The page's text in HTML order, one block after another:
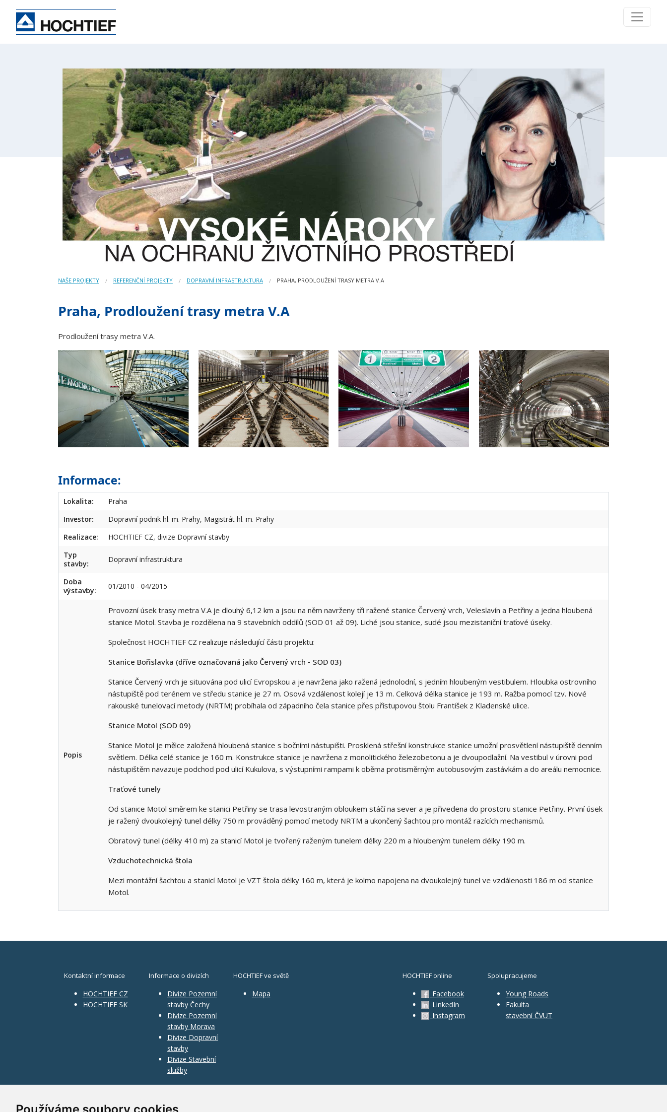
NAŠE PROJEKTY REFERENČNÍ PROJEKTY DOPRAVNÍ INFRASTRUKTURA PRAHA, PRODLOUŽENÍ TRASY METRA V.A
Praha, Prodloužení trasy metra V.A
Prodloužení trasy metra V.A.
Informace:
Lokalita:
Praha
Investor:
Dopravní podnik hl. m. Prahy, Magistrát hl. m. Prahy
Realizace:
HOCHTIEF CZ, divize Dopravní stavby
Typ
stavby:
Dopravní infrastruktura
Doba
výstavby:
01/2010 - 04/2015
Popis
Provozní úsek trasy metra V.A je dlouhý 6,12 km a jsou na něm navrženy tři ražené stanice Červený vrch, Veleslavín a Petřiny a jedna hloubená
stanice Motol. Stavba je rozdělena na 9 stavebních oddílů (SOD 01 až 09). Liché jsou stanice, sudé jsou mezistaniční traťové úseky.
Společnost HOCHTIEF CZ realizuje následující části projektu:
Stanice Bořislavka (dříve označovaná jako Červený vrch - SOD 03)
Stanice Červený vrch je situována pod ulicí Evropskou a je navržena jako ražená jednolodní, s jedním hloubeným vestibulem. Hloubka ostrovního
nástupiště pod terénem ve středu stanice je 27 m. Osová vzdálenost kolejí je 13 m. Celková délka stanice je 193 m. Ražba pomocí tzv. Nové
rakouské tunelovací metody (NRTM) probíhala od západního čela stanice přes přístupovou štolu František z Kladenské ulice.
Stanice Motol (SOD 09)
Stanice Motol je mělce založená hloubená stanice s bočními nástupišti. Prosklená střešní konstrukce stanice umožní prosvětlení nástupiště denním
světlem. Délka celé stanice je 160 m. Konstrukce stanice je navržena z monolitického železobetonu a je dvoupodlažní. Na vestibul v úrovni pod
nástupištěm navazuje podchod pod ulicí Kukulova, s výstupními rampami k oběma protisměrným autobusovým zastávkám a do areálu nemocnice.
Traťové tunely
Od stanice Motol směrem ke stanici Petřiny se trasa levostraným obloukem stáčí na sever a je přivedena do prostoru stanice Petřiny. První úsek
je ražený dvoukolejný tunel délky 750 m prováděný pomocí metody NRTM a ukončený šachtou pro montáž razících mechanismů.
Obratový tunel (délky 410 m) za stanicí Motol je tvořený raženým tunelem délky 220 m a hloubeným tunelem délky 190 m.
Vzduchotechnická štola
Mezi montážní šachtou a stanicí Motol je VZT štola délky 160 m, která je kolmo napojena na dvoukolejný tunel ve vzdálenosti 186 m od stanice
Motol.
Kontaktní informace
HOCHTIEF CZ
HOCHTIEF SK
Informace o divizích
Divize Pozemní
stavby Čechy
Divize Pozemní
stavby Morava
Divize Dopravní
stavby
Divize Stavební
služby
HOCHTIEF ve světě
Mapa
HOCHTIEF online
Facebook
LinkedIn
Instagram
Spolupracujeme
Young Roads
Fakulta
stavební ČVUT